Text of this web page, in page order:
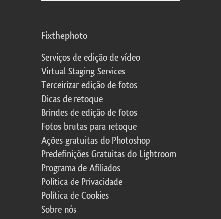
Fixthephoto
Serviços de edição de vídeo
Virtual Staging Services
Terceirizar edição de fotos
Dicas de retoque
Brindes de edição de fotos
Fotos brutas para retoque
Ações gratuitas do Photoshop
Predefinições Gratuitas do Lightroom
Programa de Afiliados
Política de Privacidade
Política de Cookies
Sobre nós